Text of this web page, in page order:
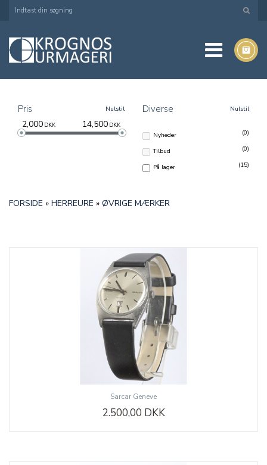
Pris Nulstil
2,000 DKK 14,500 DKK
Diverse Nulstil
Nyheder (0)
Tilbud (0)
På lager (15)
FORSIDE » HERREURE » ØVRIGE MÆRKER
Sarcar Geneve
2.500,00 DKK